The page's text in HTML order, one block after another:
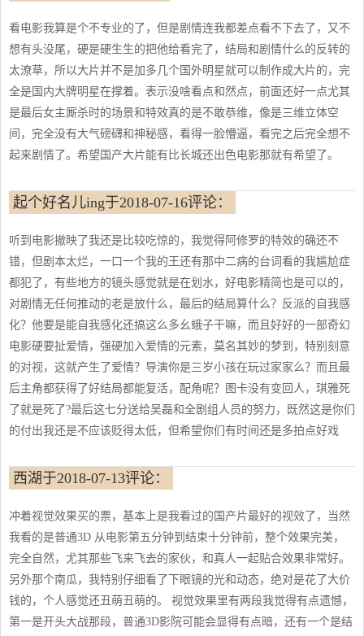
看电影我算是个不专业的了，但是剧情连我都差点看不下去了，又不
想有头没尾，硬是硬生生的把他给看完了，结局和剧情什么的反转的
太潦草，所以大片并不是加多几个国外明星就可以制作成大片的，完
全是国内大牌明星在撑着。表示没啥看点和然点，前面还好一点尤其
是最后女主厮杀时的场景和特效真的是不敢恭维，像是三维立体空
间，完全没有大气磅礴和神秘感，看得一脸懵逼，看完之后完全想不
起来剧情了。希望国产大片能有比长城还出色电影那就有希望了。
起个好名儿ing于2018-07-16评论：
听到电影撤映了我还是比较吃惊的，我觉得阿修罗的特效的确还不
错，但剧本太烂，一口一个我的王还有那中二病的台词看的我尴尬症
都犯了，有些地方的镜头感觉就是在划水，好电影精简也是可以的，
对剧情无任何推动的老是放什么，最后的结局算什么？反派的自我感
化？他要是能自我感化还搞这么多幺蛾子干嘛，而且好好的一部奇幻
电影硬要扯爱情，强硬加入爱情的元素，莫名其妙的梦到，特别刻意
的对视，这就产生了爱情？导演你是三岁小孩在玩过家家么？而且最
后主角都获得了好结局都能复活，配角呢？图卡没有变回人，琪雅死
了就是死了?最后这七分送给吴磊和全剧组人员的努力，既然这是你们
的付出我还是不应该贬得太低，但希望你们有时间还是多拍点好戏
西湖于2018-07-13评论：
冲着视觉效果买的票，基本上是我看过的国产片最好的视效了，当然
我看的是普通3D 从电影第五分钟到结束十分钟前，整个效果完美，
完全自然，尤其那些飞来飞去的家伙，和真人一起贴合效果非常好。
另外那个南瓜，我特别仔细看了下眼镜的光和动态，绝对是花了大价
钱的，个人感觉还丑萌丑萌的。 视觉效果里有两段我觉得有点遗憾，
第一是开头大战那段，普通3D影院可能会显得有点暗，还有一个是结